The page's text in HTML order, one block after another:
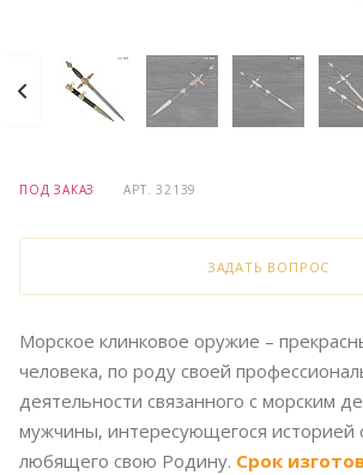
ПОД ЗАКАЗ АРТ.32139
ЗАДАТЬ ВОПРОС
Морское клинковое оружие –
человека, по роду своей
деятельности связанного с морским
мужчины, интересующегося историей
любящего свою Родину. Срок